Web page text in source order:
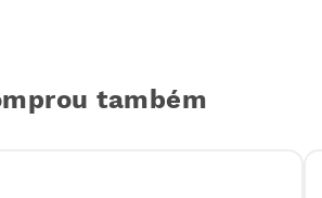
também